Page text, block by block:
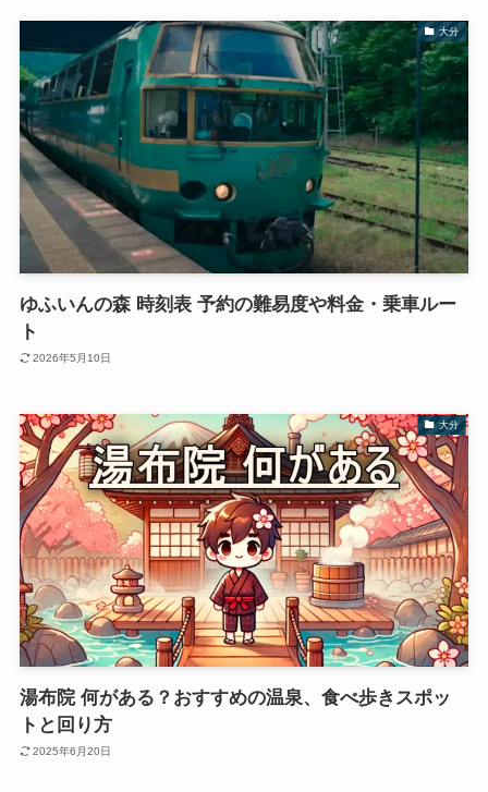
大分
ゆふいんの森 時刻表 予約の難易度や料金・乗車ルー
ト
2026年5月10日
大分
湯布院 何がある？おすすめの温泉、食べ歩きスポッ
トと回り方
2025年6月20日